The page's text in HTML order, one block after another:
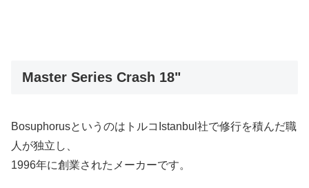
Master Series Crash 18"
BosuphorusというのはトルコIstanbul社で修行を積んだ職
人が独立し、
1996年に創業されたメーカーです。